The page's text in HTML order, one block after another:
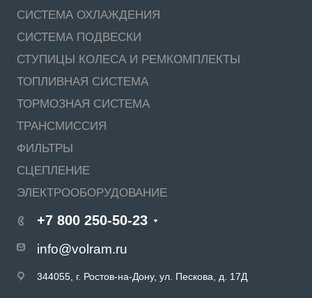
СИСТЕМА ОХЛАЖДЕНИЯ
СИСТЕМА ПОДВЕСКИ
СТУПИЦЫ КОЛЕСА И РЕМКОМПЛЕКТЫ
ТОПЛИВНАЯ СИСТЕМА
ТОРМОЗНАЯ СИСТЕМА
ТРАНСМИССИЯ
ФИЛЬТРЫ
СЦЕПЛЕНИЕ
ЭЛЕКТРООБОРУДОВАНИЕ
+7 800 250-50-23
info@volram.ru
344055, г. Ростов-на-Дону, ул. Пескова, д. 17Д